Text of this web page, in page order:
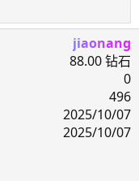
jiaonang
88.00 钻石
0
496
2025/10/07
2025/10/07